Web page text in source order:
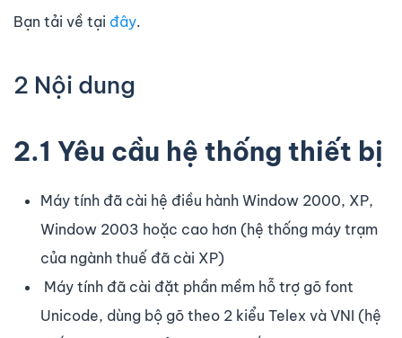
Bạn tải về tại đây.
2 Nội dung
2.1 Yêu cầu hệ thống thiết bị
Máy tính đã cài hệ điều hành Window 2000, XP,
Window 2003 hoặc cao hơn (hệ thống máy trạm
của ngành thuế đã cài XP)
Máy tính đã cài đặt phần mềm hỗ trợ gõ font
Unicode, dùng bộ gõ theo 2 kiểu Telex và VNI (hệ